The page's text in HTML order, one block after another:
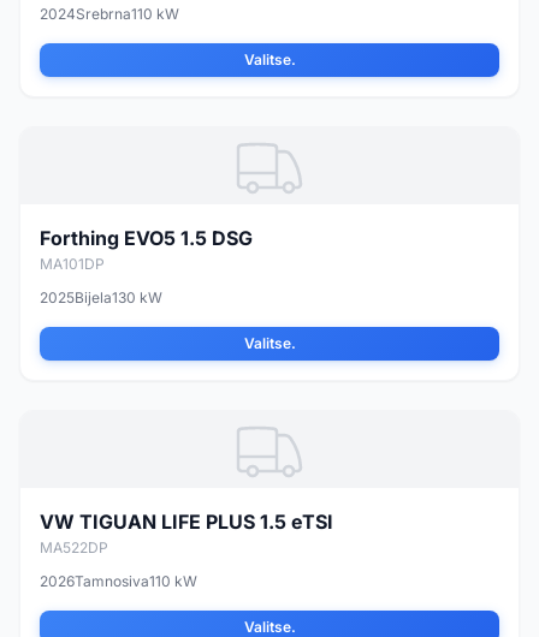
2024Srebrna110 kW
Valitse.
Forthing EVO5 1.5 DSG
MA101DP
2025Bijela130 kW
Valitse.
VW TIGUAN LIFE PLUS 1.5 eTSI
MA522DP
2026Tamnosiva110 kW
Valitse.